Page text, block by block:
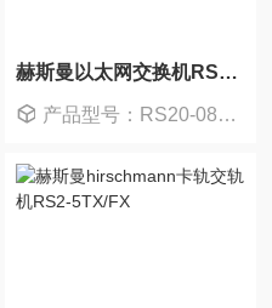
赫斯曼以太网交换机RS20-0800M2M2SDAEHC
产品型号：RS20-0800M2M2SDAEHC